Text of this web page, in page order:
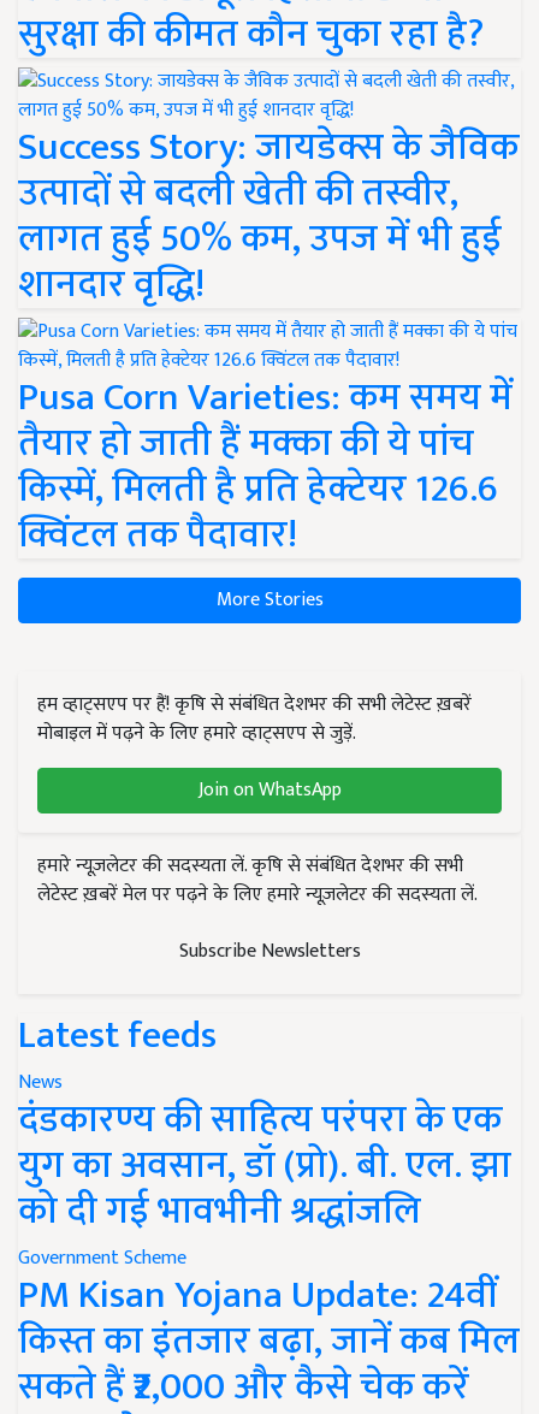
सुरक्षा की कीमत कौन चुका रहा है?
Success Story: जायडेक्स के जैविक
उत्पादों से बदली खेती की तस्वीर,
लागत हुई 50% कम, उपज में भी हुई
शानदार वृद्धि!
Pusa Corn Varieties: कम समय में
तैयार हो जाती हैं मक्का की ये पांच
किस्में, मिलती है प्रति हेक्टेयर 126.6
क्विंटल तक पैदावार!
More Stories
हम व्हाट्सएप पर हैं! कृषि से संबंधित देशभर की सभी लेटेस्ट ख़बरें
मोबाइल में पढ़ने के लिए हमारे व्हाट्सएप से जुड़ें.
Join on WhatsApp
हमारे न्यूज़लेटर की सदस्यता लें. कृषि से संबंधित देशभर की सभी
लेटेस्ट ख़बरें मेल पर पढ़ने के लिए हमारे न्यूज़लेटर की सदस्यता लें.
Subscribe Newsletters
Latest feeds
News
दंडकारण्य की साहित्य परंपरा के एक
युग का अवसान, डॉ (प्रो). बी. एल. झा
को दी गई भावभीनी श्रद्धांजलि
Government Scheme
PM Kisan Yojana Update: 24वीं
किस्त का इंतजार बढ़ा, जानें कब मिल
सकते हैं ₹2,000 और कैसे चेक करें